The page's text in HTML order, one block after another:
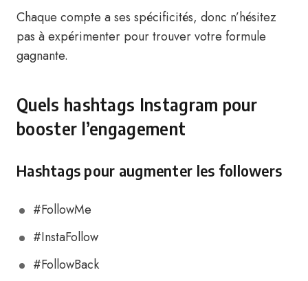
Chaque compte a ses spécificités, donc n’hésitez
pas à expérimenter pour trouver votre formule
gagnante.
Quels hashtags Instagram pour
booster l’engagement
Hashtags pour augmenter les followers
#FollowMe
#InstaFollow
#FollowBack